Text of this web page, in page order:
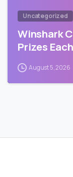
Uncategorized
Winshark
Prizes
August 5, 2026